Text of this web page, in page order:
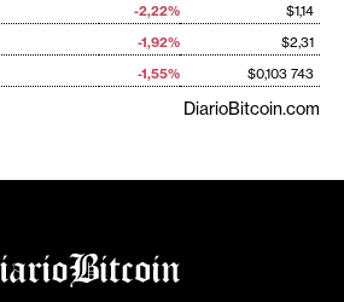
-2,22%
$1,14
-1,92%
$2,31
-1,55% $0,103 743
DiarioBitcoin.com